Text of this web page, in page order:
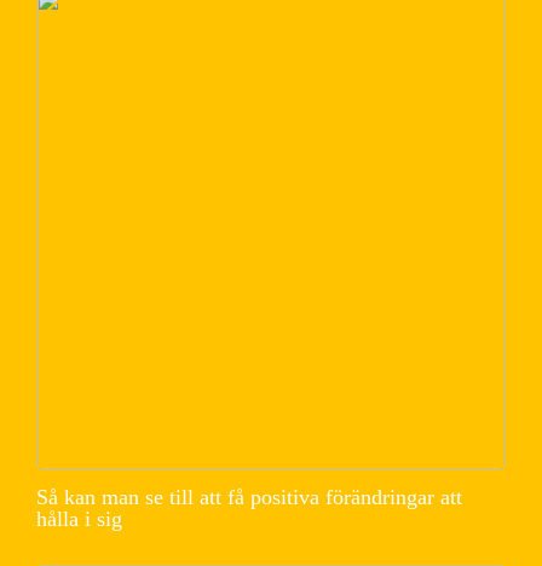
Så kan man se till att få positiva förändringar att
hålla i sig